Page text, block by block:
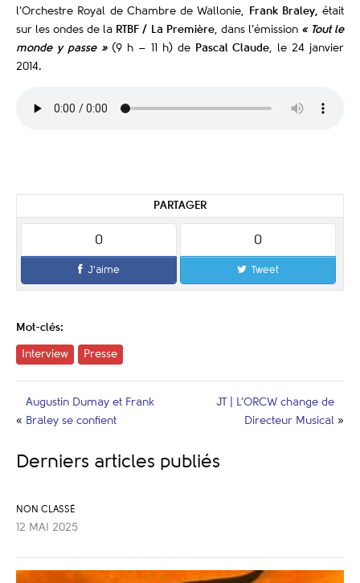
l’Orchestre Royal de Chambre de Wallonie,
Frank Braley, était
sur les ondes de la RTBF / La Première, dans l’émission « Tout le
monde y passe »(9 h – 11 h) de Pascal Claude, le 24 janvier
2014.
PARTAGER
0
J'aime
0
Tweet
Mot-clés:
Interview Presse
«
Augustin Dumay et Frank
Braley se confient
JT | L’ORCW change de
Directeur Musical »
Derniers articles publiés
NON CLASSÉ
12 MAI 2025